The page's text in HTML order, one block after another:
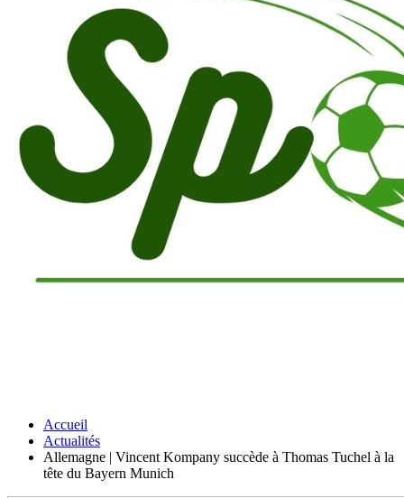
Accueil
Actualités
Allemagne | Vincent Kompany succède à Thomas Tuchel à la
tête du Bayern Munich